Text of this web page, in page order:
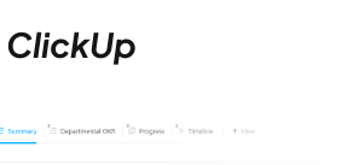
ClickUp